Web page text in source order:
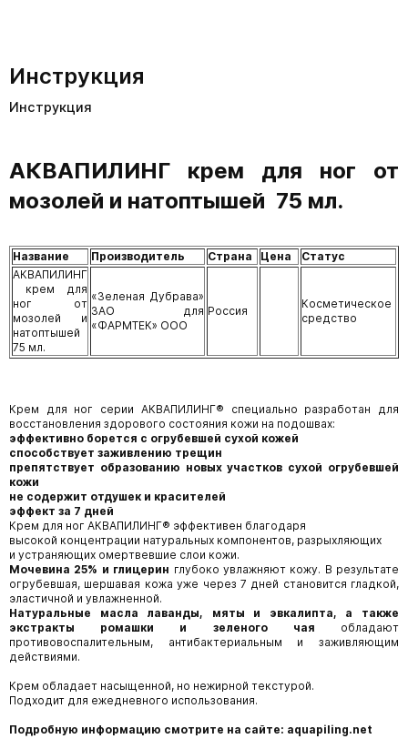
Инструкция
Инструкция
АКВАПИЛИНГ крем для ног от
мозолей и натоптышей 75 мл.
Название Производитель Страна Цена
Статус
АКВАПИЛИНГ
крем для
ног от
мозолей и
натоптышей
75 мл.
«Зеленая Дубрава»
ЗАО для
«ФАРМТЕК» ООО
Россия
Косметическое
средство
Крем для ног серии АКВАПИЛИНГ® специально разработан для
восстановления здорового состояния кожи на подошвах:
эффективно борется с огрубевшей сухой кожей
способствует заживлению трещин
препятствует образованию новых участков сухой огрубевшей
кожи
не содержит отдушек и красителей
эффект за 7 дней
Крем для ног АКВАПИЛИНГ® эффективен благодаря
высокой концентрации натуральных компонентов, разрыхляющих
и устраняющих омертвевшие слои кожи.
Мочевина 25% и глицерин глубоко увлажняют кожу. В результате
огрубевшая, шершавая кожа уже через 7 дней становится гладкой,
эластичной и увлажненной.
Натуральные масла лаванды, мяты и эвкалипта, а также
экстракты ромашки и зеленого чая обладают
противовоспалительным, антибактериальным и заживляющим
действиями.
Крем обладает насыщенной, но нежирной текстурой.
Подходит для ежедневного использования.
Подробную информацию смотрите на сайте: aquapiling.net